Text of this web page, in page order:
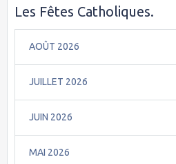
Les Fêtes Catholiques.
AOÛT 2026
JUILLET 2026
JUIN 2026
MAI 2026